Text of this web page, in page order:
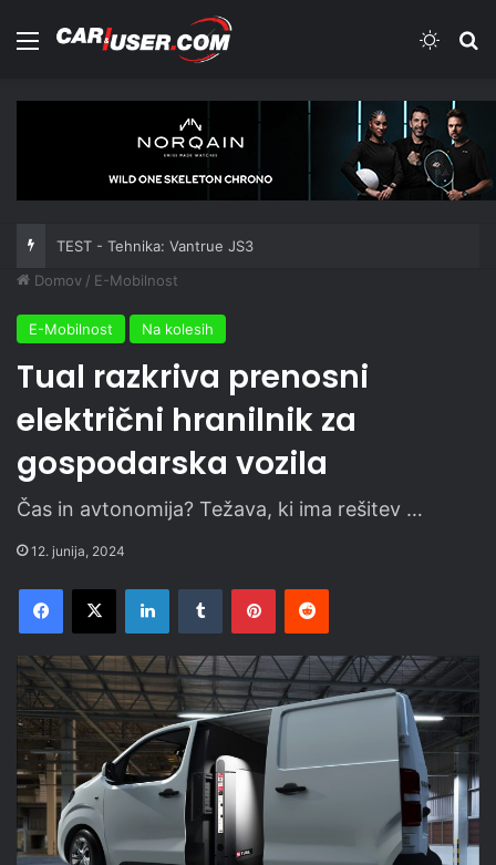
Meni
TEST - Tehnika: Vantrue JS3
Domov / E-Mobilnost
E-Mobilnost Na kolesih
Tual razkriva prenosni
električni hranilnik za
gospodarska vozila
Čas in avtonomija? Težava, ki ima rešitev …
12. junija, 2024
Facebook
X LinkedInTumblr PinterestReddit